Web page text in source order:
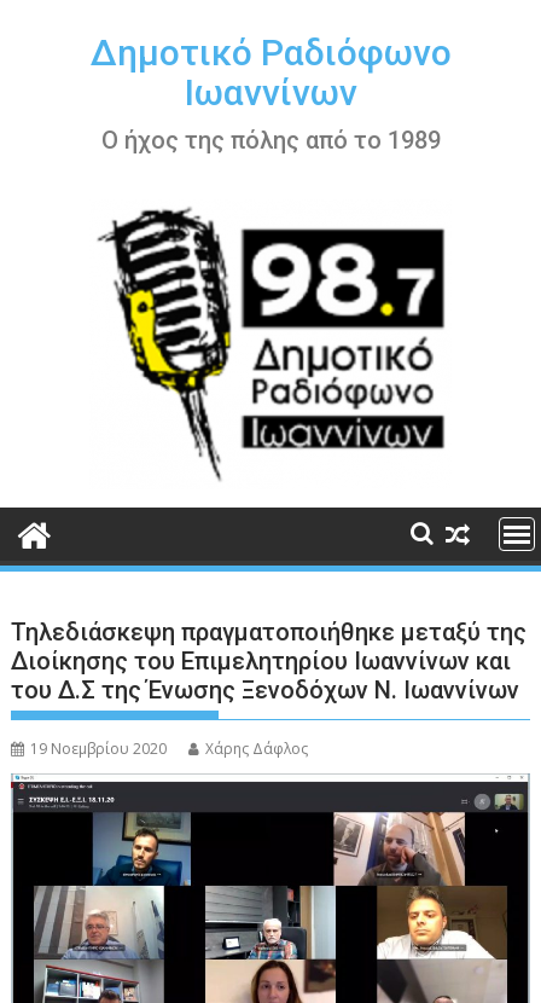
περιεχόμενοΔημοτικό Ραδιόφωνο
Ιωαννίνων
Ο ήχος της πόλης από το 1989
Τηλεδιάσκεψη πραγματοποιήθηκε μεταξύ της
Διοίκησης του Επιμελητηρίου Ιωαννίνων και
του Δ.Σ της Ένωσης Ξενοδόχων Ν. Ιωαννίνων
19 Νοεμβρίου 2020 Χάρης Δάφλος